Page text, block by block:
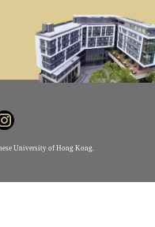
University of Hong Kong.